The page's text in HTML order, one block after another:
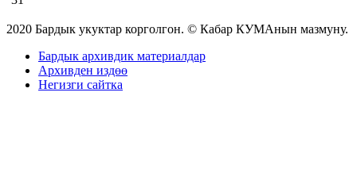
2020 Бардык укуктар корголгон. © Кабар КУМАнын мазмуну.
Бардык архивдик материалдар
Архивден издөө
Негизги сайтка